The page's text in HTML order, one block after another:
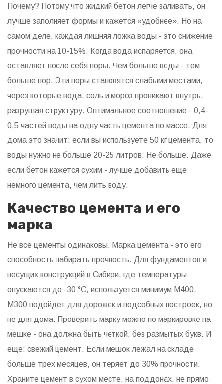
Почему? Потому что жидкий бетон легче заливать, он
лучше заполняет формы и кажется «удобнее». Но на
самом деле, каждая лишняя ложка воды - это снижение
прочности на 10-15%. Когда вода испаряется, она
оставляет после себя поры. Чем больше воды - тем
больше пор. Эти поры становятся слабыми местами,
через которые вода, соль и мороз проникают внутрь,
разрушая структуру. Оптимальное соотношение - 0,4-
0,5 частей воды на одну часть цемента по массе. Для
дома это значит: если вы используете 50 кг цемента, то
воды нужно не больше 20-25 литров. Не больше. Даже
если бетон кажется сухим - лучше добавить еще
немного цемента, чем лить воду.
Качество цемента и его
марка
Не все цементы одинаковы. Марка цемента - это его
способность набирать прочность. Для фундаментов и
несущих конструкций в Сибири, где температуры
опускаются до -30 °C, используется минимум М400.
М300 подойдет для дорожек и подсобных построек, но
не для дома. Проверить марку можно по маркировке на
мешке - она должна быть четкой, без размытых букв. И
еще: свежий цемент. Если мешок лежал на складе
больше трех месяцев, он теряет до 30% прочности.
Храните цемент в сухом месте, на поддонах, не прямо